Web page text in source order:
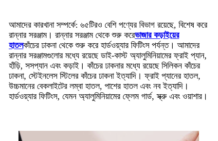
আমাদের কারখানা সম্পর্কে: ৬৫টিরও বেশি পণ্যের বিভাগ রয়েছে, বিশেষ করে
রান্নার সরঞ্জাম। রান্নার সরঞ্জাম থেকে শুরু করেভাজার কড়াইয়ের
হাতলকাঁচের ঢাকনা থেকে শুরু করে হার্ডওয়্যার ফিটিংস পর্যন্ত। আমাদের
রান্নার সরঞ্জামগুলোর মধ্যে রয়েছে ডাই-কাস্ট অ্যালুমিনিয়ামের ফ্রাই প্যান,
হাঁড়ি, সসপ্যান এবং কড়াই। কাঁচের ঢাকনার মধ্যে রয়েছে সিলিকন কাঁচের
ঢাকনা, স্টেইনলেস স্টিলের কাঁচের ঢাকনা ইত্যাদি। ফ্রাই প্যানের হাতল,
উচ্চমানের বেকলাইটের লম্বা হাতল, পাশের হাতল এবং নব ইত্যাদি।
হার্ডওয়্যার ফিটিংস, যেমন অ্যালুমিনিয়ামের ফ্লেম গার্ড, স্ক্রু এবং ওয়াশার।